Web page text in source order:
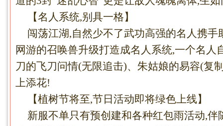
【名人系统,别具一格】
闯荡江湖,自然少不了武功高强的名人携
网游的召唤兽升级打造成名人系统,一个名人
刀的飞刀问情(无限追击)、朱姑娘的易容(复
上添花!
【植树节将至,节日活动即将绿色上线】
新服不单只有预创建和各种红包雨活动,